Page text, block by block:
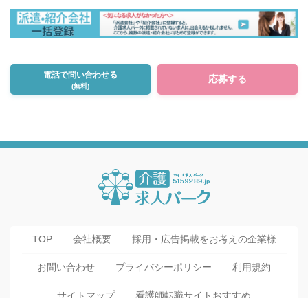
電話で問い合わせる
(無料)
応募する
TOP 会社概要 採用・広告掲載をお考えの企業様
お問い合わせ プライバシーポリシー 利用規約
サイトマップ 看護師転職サイトおすすめ